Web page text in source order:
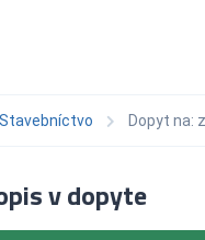
Stavebníctvo Dopyt na:
v dopyte